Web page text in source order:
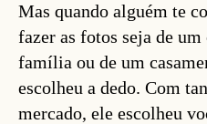
Mas quando alguém te
fazer as fotos seja de
família ou de um
escolheu a dedo. Com
mercado, ele escolheu